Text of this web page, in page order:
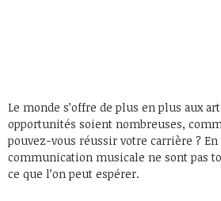
Le monde s’offre de plus en plus aux
opportunités soient nombreuses,
pouvez-vous réussir votre carrière ?
communication musicale ne sont pas
ce que l’on peut espérer.